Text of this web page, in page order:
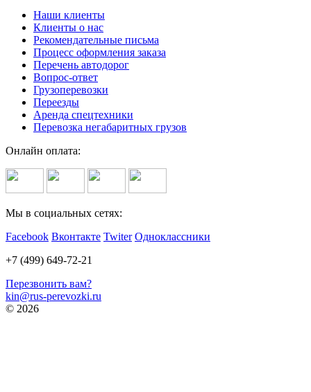
Наши клиенты
Клиенты о нас
Рекомендательные письма
Процесс оформления заказа
Перечень автодорог
Вопрос-ответ
Грузоперевозки
Переезды
Аренда спецтехники
Перевозка негабаритных грузов
Онлайн оплата:
Мы в социальных сетях:
Facebook Вконтакте Twiter Одноклассники
+7 (499) 649-72-21
Перезвонить вам?
kin@rus-perevozki.ru
© 2026